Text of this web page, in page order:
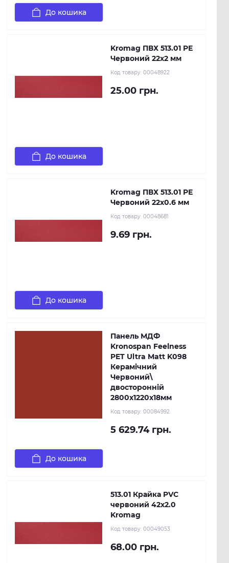
До кошика
Kromag ПВХ 513.01 РЕ
Червоний 22х2 мм
Код товару: 00048922
25.00 грн.
До кошика
Kromag ПВХ 513.01 РЕ
Червоний 22х0.6 мм
Код товару: 00048681
9.69 грн.
До кошика
Панель МДФ
Kronospan Feelness
PET Ultra Matt K098
Керамічний
Червоний\
двосторонній
2800х1220х18мм
Код товару: 00084992
5 629.74 грн.
До кошика
513.01 Крайка PVC
червоний 42х2.0
Kromag
Код товару: 00049053
68.00 грн.